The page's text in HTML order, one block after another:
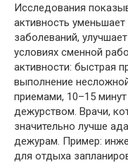
Исследования
активность
заболеваний,
условиях сменной
активности: быстрая
выполнение
приемами, 10–15
дежурством. Врачи,
значительно лучше
дежурам. Пример:
для отдыха